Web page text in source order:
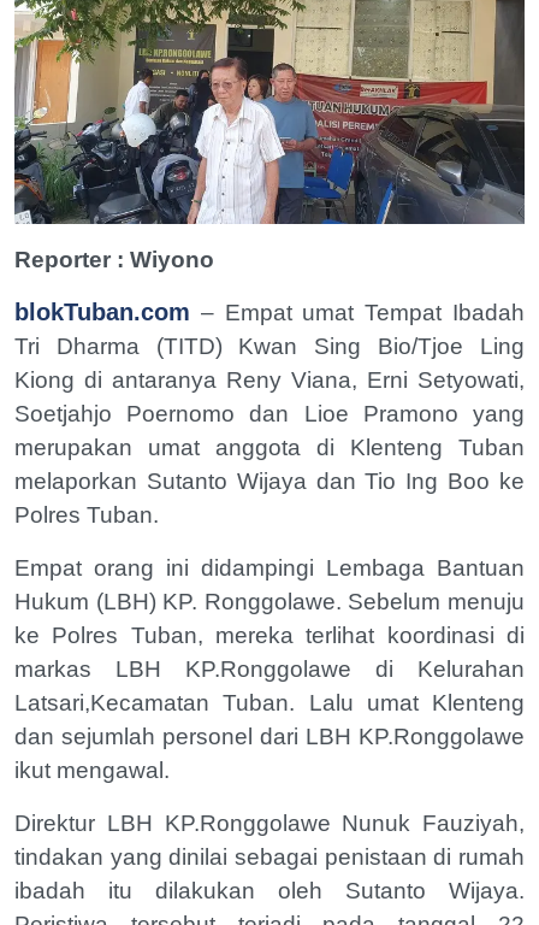
Reporter : Wiyono
blokTuban.com – Empat umat Tempat Ibadah
Tri Dharma (TITD) Kwan Sing Bio/Tjoe Ling
Kiong di antaranya Reny Viana, Erni Setyowati,
Soetjahjo Poernomo dan Lioe Pramono yang
merupakan umat anggota di Klenteng Tuban
melaporkan Sutanto Wijaya dan Tio Ing Boo ke
Polres Tuban.
Empat orang ini didampingi Lembaga Bantuan
Hukum (LBH) KP. Ronggolawe. Sebelum menuju
ke Polres Tuban, mereka terlihat koordinasi di
markas LBH KP.Ronggolawe di Kelurahan
Latsari,Kecamatan Tuban. Lalu umat Klenteng
dan sejumlah personel dari LBH KP.Ronggolawe
ikut mengawal.
Direktur LBH KP.Ronggolawe Nunuk Fauziyah,
tindakan yang dinilai sebagai penistaan di rumah
ibadah itu dilakukan oleh Sutanto Wijaya.